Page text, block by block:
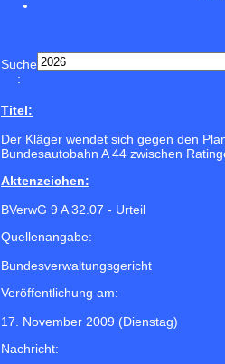
Suche
:
Titel:
Der Kläger wendet sich gegen den
Bundesautobahn A 44 zwischen
Aktenzeichen:
BVerwG 9 A 32.07 - Urteil
Quellenangabe:
Bundesverwaltungsgericht
Veröffentlichung am:
17. November 2009 (Dienstag)
Nachricht: